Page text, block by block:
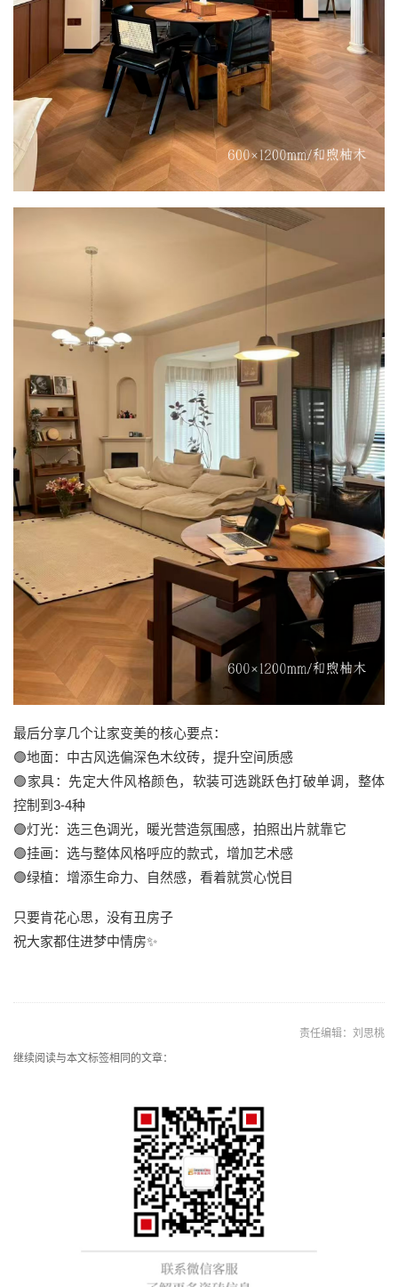
最后分享几个让家变美的核心要点：
🟢地面：中古风选偏深色木纹砖，提升空间质感
🟢家具：先定大件风格颜色，软装可选跳跃色打破单调，整体
控制到3-4种
🟢灯光：选三色调光，暖光营造氛围感，拍照出片就靠它
🟢挂画：选与整体风格呼应的款式，增加艺术感
🟢绿植：增添生命力、自然感，看着就赏心悦目
只要肯花心思，没有丑房子
祝大家都住进梦中情房✨
责任编辑：刘思桃
继续阅读与本文标签相同的文章：